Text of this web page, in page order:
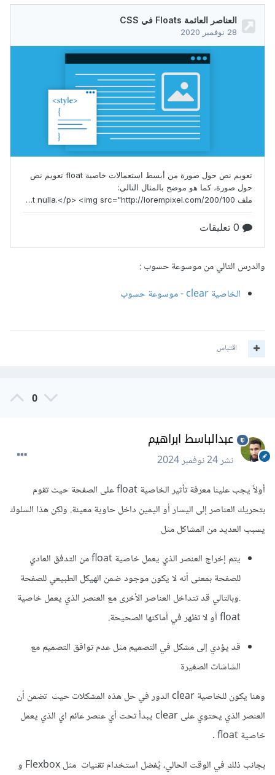
والدرس التالي من موسوعة حسوب
الخاصية clear - موسوعة حسوب
اقتباس
0
عبدالباسط ابراهيم
نشر24 نوفمبر 2024
أولاً يجب علينا معرفة تأثير الخاصية float على الصفحة حيث تقوم
بتحريك العناصر إلى اليسار أو اليمين داخل حاوية معينة. ولكن هذا السلوك
يسبب العديد من المشاكل مثل
يتم إخراج العنصر الذي يعمل خاصية float من التدفق العادي
للصفحة بمعنى أنه لا يكون موجود ضمن الهيكل الطبيعي للصفحة
.وبالتالي قد تتداخل العناصر الأخرى مع العنصر الذي يعمل خاصية
float أو لا تظهر في أماكنها الصحيحة.
قد يؤدي إلى مشكل في التصميم مثل عدم توافق التصميم مع
الشاشات الصغيرة
وهنا يكون للخاصية clear الدور في حل هذه المشكلات حيث تضمن أن
العنصر الذي يحتوي على clear يبدأ تحت أي عنصر عائم اي الذي يعمل
خاصية float .
بجانب ذلك في الوقت الحالي، يُفضل استخدام تقنيات مثل Flexbox و